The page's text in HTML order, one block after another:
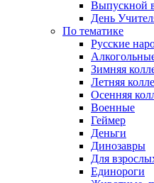
Выпускной
День
По тематике
Русские
Зимняя
Летняя
Осенняя
Военные
Геймер
Деньги
Динозавры
Для
Единороги